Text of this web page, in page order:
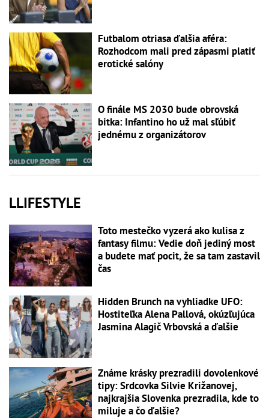
Futbalom otriasa ďalšia aféra:
Rozhodcom mali pred zápasmi platiť
erotické salóny
O finále MS 2030 bude obrovská
bitka: Infantino ho už mal sľúbiť
jednému z organizátorov
LLIFESTYLE
Toto mestečko vyzerá ako kulisa z
fantasy filmu: Vedie doň jediný most
a budete mať pocit, že sa tam zastavil
čas
Hidden Brunch na vyhliadke UFO:
Hostiteľka Alena Pallová, okúzľujúca
Jasmina Alagič Vrbovská a ďalšie
Známe krásky prezradili dovolenkové
tipy: Srdcovka Silvie Križanovej,
najkrajšia Slovenka prezradila, kde to
miluje a čo ďalšie?